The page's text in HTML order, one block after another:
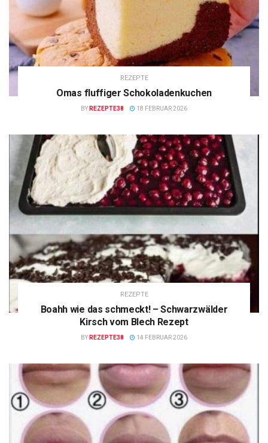
REZEPTE
Omas fluffiger Schokoladenkuchen
BY REZEPTE38 18 FEBRUAR 2026
REZEPTE
Boahh wie das schmeckt! – Schwarzwälder
Kirsch vom Blech Rezept
BY REZEPTE38 14 FEBRUAR 2026